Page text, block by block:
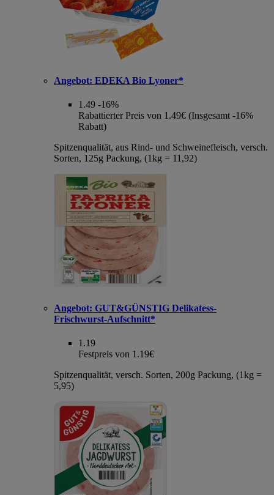
Angebot: EDEKA Bio Lyoner*
1.49 -16%
Rabattierter Preis von 1.49€ (Insgesamt -16%
Rabatt)
Spitzenqualität, aus Rind- und Schweinefleisch, versch.
Sorten, 125g Packung, (1kg = 11,92)
Angebot: GUT&GÜNSTIG Delikatess-
Frischwurst-Aufschnitt*
1.19
Festpreis von 1.19€
Spitzenqualität, versch. Sorten, 200g Packung, (1kg =
5,95)